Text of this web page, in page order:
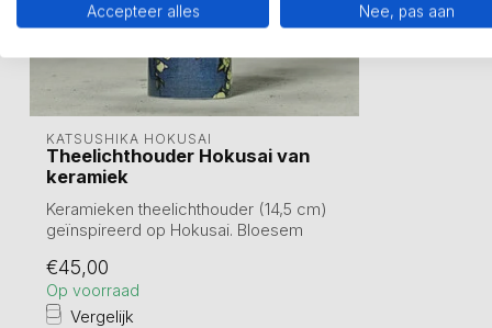
KATSUSHIKA HOKUSAI
Theelichthouder Hokusai van
keramiek
Keramieken theelichthouder (14,5 cm)
geïnspireerd op Hokusai. Bloesem
€45,00
Op voorraad
Vergelijk
Accepteer alles Nee, pas aan